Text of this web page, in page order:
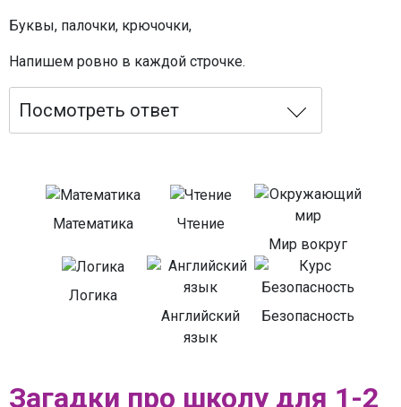
Буквы, палочки, крючочки,
Напишем ровно в каждой строчке.
Посмотреть ответ
Математика
Чтение
Мир вокруг
Логика
Английский
язык
Безопасность
Загадки про школу для 1-2